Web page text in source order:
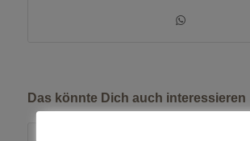
Das könnte Dich auch interessieren